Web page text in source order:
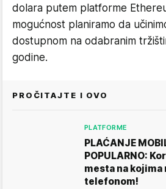
dolara putem platforme
mogućnost planiramo da
dostupnom na odabranim
godine.
PROČITAJTE I OVO
PLATFORME
PLAĆANJE
POPULARNO:
mesta na kojima
telefonom!